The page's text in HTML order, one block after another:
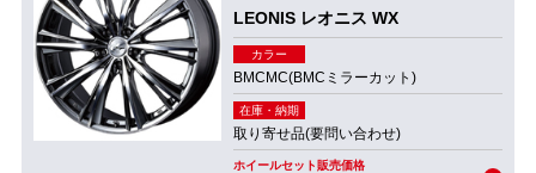
LEONIS レオニス WX
カラー
BMCMC(BMCミラーカット)
在庫・納期
取り寄せ品(要問い合わせ)
ホイールセット販売価格